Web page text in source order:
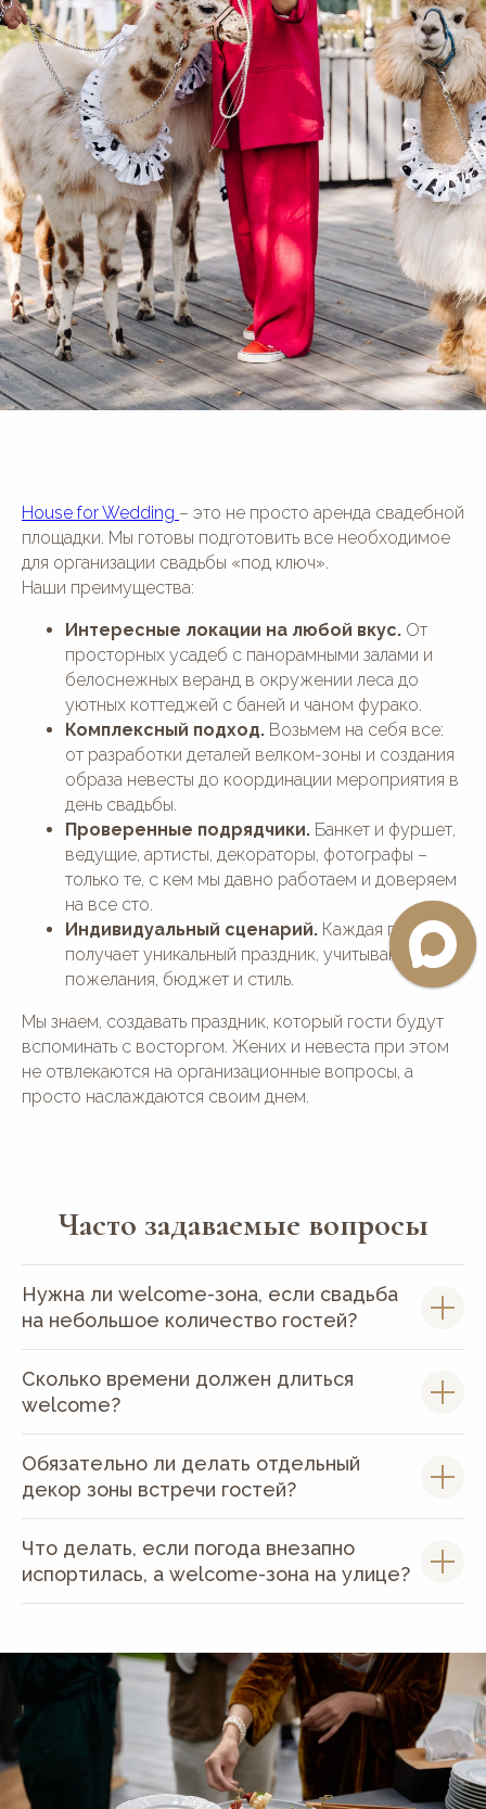
House for Wedding – это не просто аренда свадебной
площадки. Мы готовы подготовить все необходимое
для организации свадьбы «под ключ».
Наши преимущества:
Интересные локации на любой вкус. От
просторных усадеб с панорамными залами и
белоснежных веранд в окружении леса до
уютных коттеджей с баней и чаном фурако.
Комплексный подход. Возьмем на себя все:
от разработки деталей велком-зоны и создания
образа невесты до координации мероприятия в
день свадьбы.
Проверенные подрядчики. Банкет и фуршет,
ведущие, артисты, декораторы, фотографы –
только те, с кем мы давно работаем и доверяем
на все сто.
Индивидуальный сценарий. Каждая пара
получает уникальный праздник, учитывающий
пожелания, бюджет и стиль.
Мы знаем, создавать праздник, который гости будут
вспоминать с восторгом. Жених и невеста при этом
не отвлекаются на организационные вопросы, а
просто наслаждаются своим днем.
Часто задаваемые вопросы
Нужна ли welcome-зона, если свадьба
на небольшое количество гостей?
Сколько времени должен длиться
welcome?
Обязательно ли делать отдельный
декор зоны встречи гостей?
Что делать, если погода внезапно
испортилась, а welcome-зона на улице?
© 2016—2026 Сайт сети свадебных площадок «House for
Wedding»
Сайт не является публичной офертой и носит
информационный характер.
Политика обработки персональных данных